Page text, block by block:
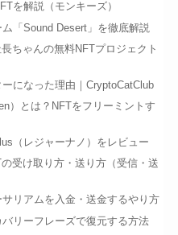
を解説（モンキーズ）
「Sound Desert」を徹底解説
ちゃんの無料NFTプロジェクト
になった理由｜CryptoCatClub
）とは？NFTをフリーミントす
（レジャーナノ）をレビュー
受け取り方・送り方（受信・送
リアムを入金・送金するやり方
リーフレーズで復元する方法